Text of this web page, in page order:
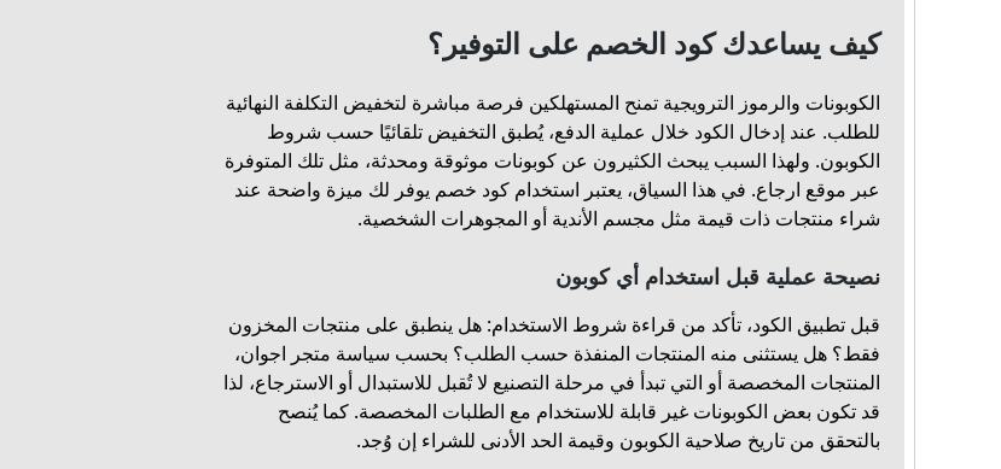
كيف يساعدك كود الخصم على التوفير؟
الكوبونات والرموز الترويجية تمنح المستهلكين فرصة مباشرة لتخفيض التكلفة النهائية
للطلب. عند إدخال الكود خلال عملية الدفع، يُطبق التخفيض تلقائيًا حسب شروط
الكوبون. ولهذا السبب يبحث الكثيرون عن كوبونات موثوقة ومحدثة، مثل تلك المتوفرة
عبر موقع ارجاع. في هذا السياق، يعتبر استخدام كود خصم يوفر لك ميزة واضحة عند
شراء منتجات ذات قيمة مثل مجسم الأندية أو المجوهرات الشخصية.
نصيحة عملية قبل استخدام أي كوبون
قبل تطبيق الكود، تأكد من قراءة شروط الاستخدام: هل ينطبق على منتجات المخزون
فقط؟ هل يستثنى منه المنتجات المنفذة حسب الطلب؟ بحسب سياسة متجر اجوان،
المنتجات المخصصة أو التي تبدأ في مرحلة التصنيع لا تُقبل للاستبدال أو الاسترجاع، لذا
قد تكون بعض الكوبونات غير قابلة للاستخدام مع الطلبات المخصصة. كما يُنصح
بالتحقق من تاريخ صلاحية الكوبون وقيمة الحد الأدنى للشراء إن وُجد.